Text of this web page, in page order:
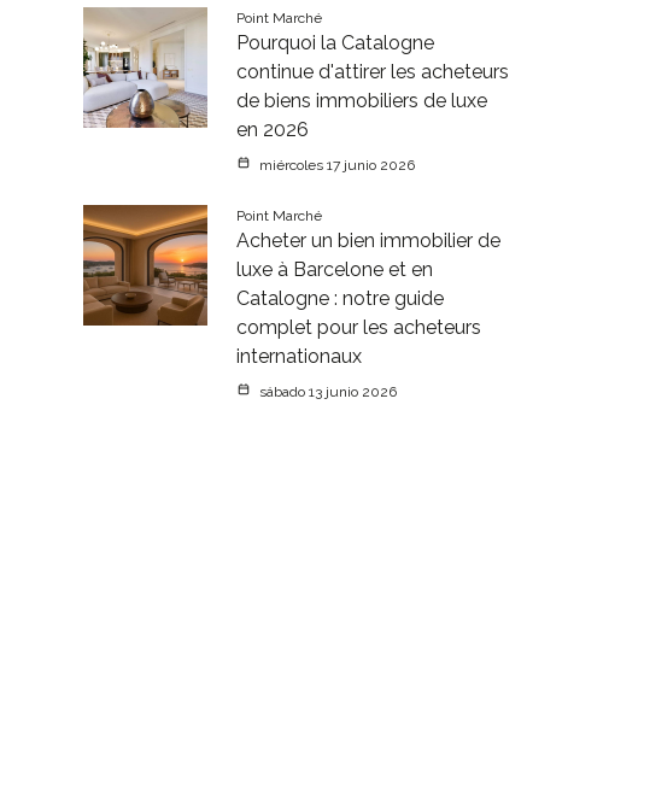
Point Marché
Pourquoi la Catalogne
continue d'attirer les acheteurs
de biens immobiliers de luxe
en 2026
miércoles 17 junio 2026
Point Marché
Acheter un bien immobilier de
luxe à Barcelone et en
Catalogne : notre guide
complet pour les acheteurs
internationaux
sábado 13 junio 2026